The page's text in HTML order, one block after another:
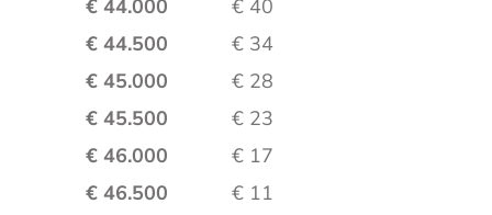
€ 44.000
€ 40
€ 44.500
€ 34
€ 45.000
€ 28
€ 45.500
€ 23
€ 46.000
€ 17
€ 46.500
€ 11